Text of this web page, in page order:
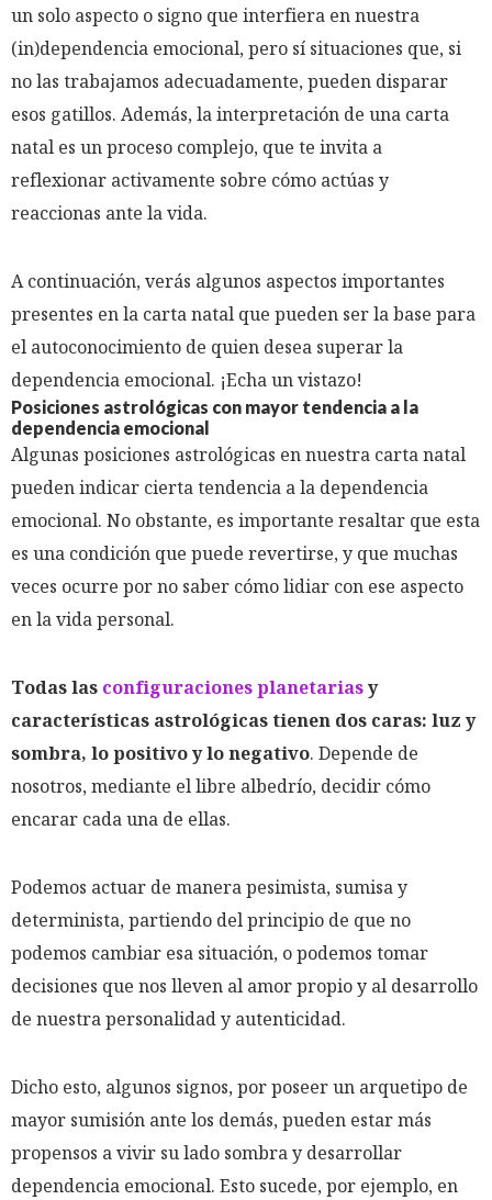
un solo aspecto o signo que interfiera en nuestra
(in)dependencia emocional, pero sí situaciones que, si
no las trabajamos adecuadamente, pueden disparar
esos gatillos. Además, la interpretación de una carta
natal es un proceso complejo, que te invita a
reflexionar activamente sobre cómo actúas y
reaccionas ante la vida.
A continuación, verás algunos aspectos importantes
presentes en la carta natal que pueden ser la base para
el autoconocimiento de quien desea superar la
dependencia emocional. ¡Echa un vistazo!
Posiciones astrológicas con mayor tendencia a la
dependencia emocional
Algunas posiciones astrológicas en nuestra carta natal
pueden indicar cierta tendencia a la dependencia
emocional. No obstante, es importante resaltar que esta
es una condición que puede revertirse, y que muchas
veces ocurre por no saber cómo lidiar con ese aspecto
en la vida personal.
Todas las configuraciones planetariasy
características astrológicas tienen dos caras: luz y
sombra, lo positivo y lo negativo. Depende de
nosotros, mediante el libre albedrío, decidir cómo
encarar cada una de ellas.
Podemos actuar de manera pesimista, sumisa y
determinista, partiendo del principio de que no
podemos cambiar esa situación, o podemos tomar
decisiones que nos lleven al amor propio y al desarrollo
de nuestra personalidad y autenticidad.
Dicho esto, algunos signos, por poseer un arquetipo de
mayor sumisión ante los demás, pueden estar más
propensos a vivir su lado sombra y desarrollar
dependencia emocional. Esto sucede, por ejemplo, en